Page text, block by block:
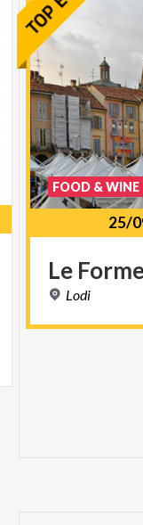
25/
Le
Lodi
FOOD & WINE